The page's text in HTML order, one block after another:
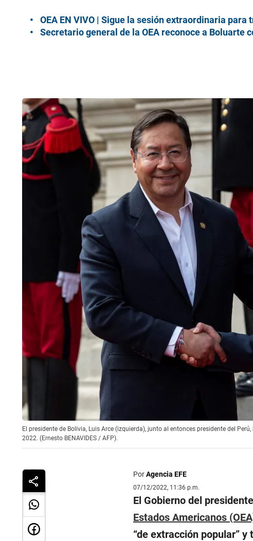
OEA EN VIVO | Sigue la sesión extraordinaria
Secretario general de la OEA reconoce a Boluarte
El presidente de Bolivia, Luis Arce (izquierda), junto al entonces presidente del
2022. (Ernesto BENAVIDES / AFP).
PorAgencia EFE
07/12/2022, 11:36 p.m.
El Gobierno del
Estados Americanos
“de extracción popular”